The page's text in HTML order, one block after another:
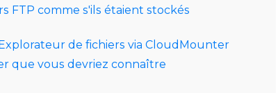
FTP comme s'ils étaient stockés
de fichiers via CloudMounter
que vous devriez connaître